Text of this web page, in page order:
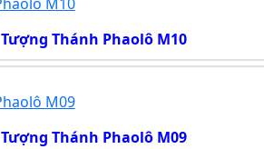
Tượng Thánh Phaolô M10
Tượng Thánh Phaolô M09